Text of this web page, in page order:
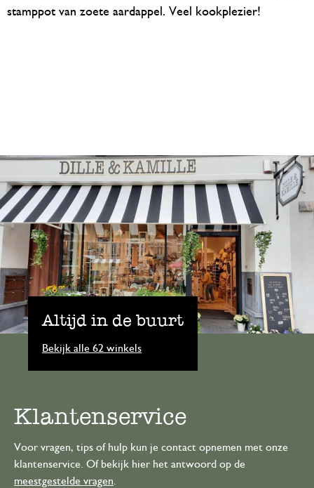
stamppot van zoete aardappel. Veel kookplezier!
Altijd in de buurt
Bekijk alle 62 winkels
Klantenservice
Voor vragen, tips of hulp kun je contact opnemen met onze
klantenservice. Of bekijk hier het antwoord op de
meestgestelde vragen.